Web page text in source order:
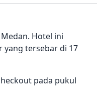
Hotel ini
yang tersebar di 17
pada pukul